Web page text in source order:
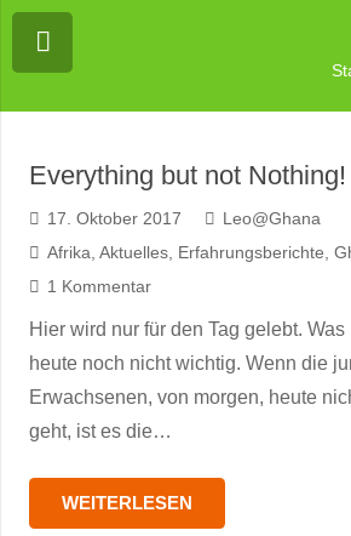
Everything but not Nothing!
17. Oktober 2017
Leo@Ghana
Afrika Aktuelles, Erfahrungsberichte
1 Kommentar
Hier wird nur für den Tag gelebt.
heute noch nicht wichtig. Wenn die
Erwachsenen, von morgen, heute
geht, ist es die…
WEITERLESEN